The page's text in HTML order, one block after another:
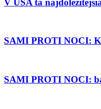
V USA tá
SAMI PROTI NOCI:
SAMI PROTI NOCI: